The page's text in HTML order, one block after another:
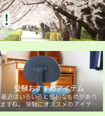
受験おすすめアイテム
最近はいろいろと便利なものがあり
ますね。 受験にオススメのアイテム
を紹介しています。